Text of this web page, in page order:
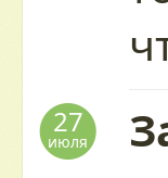
27
июля